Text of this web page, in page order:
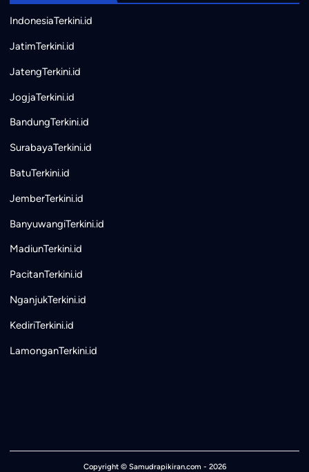
IndonesiaTerkini.id
JatimTerkini.id
JatengTerkini.id
JogjaTerkini.id
BandungTerkini.id
SurabayaTerkini.id
BatuTerkini.id
JemberTerkini.id
BanyuwangiTerkini.id
MadiunTerkini.id
PacitanTerkini.id
NganjukTerkini.id
KediriTerkini.id
LamonganTerkini.id
Copyright © Samudrapikiran.com - 2026